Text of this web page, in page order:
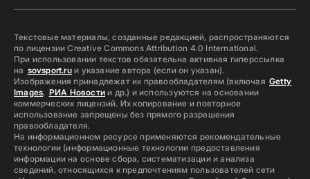
Текстовые материалы, созданные редакцией, распространяются
по лицензии Creative Commons Attribution 4.0 International.
При использовании текстов обязательна активная гиперссылка
на sovsport.ruи указание автора (если он указан).
Изображения принадлежат их правообладателям (включая Getty
Images, РИА Новостии др.) и используются на основании
коммерческих лицензий. Их копирование и повторное
использование запрещены без прямого разрешения
правообладателя.
На информационном ресурсе применяются рекомендательные
технологии (информационные технологии предоставления
информации на основе сбора, систематизации и анализа
сведений, относящихся к предпочтениям пользователей сети